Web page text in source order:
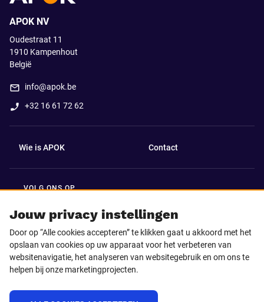
Jouw privacy instellingen
Door op “Alle cookies accepteren” te klikken gaat u akkoord met het
opslaan van cookies op uw apparaat voor het verbeteren van
websitenavigatie, het analyseren van websitegebruik en om ons te
helpen bij onze marketingprojecten.
APOK NV
Oudestraat 11
1910 Kampenhout
België
info@apok.be
+32 16 61 72 62
Wie is APOK Contact
VOLG ONS OP
Facebook LinkedIn
Instagram TikTok